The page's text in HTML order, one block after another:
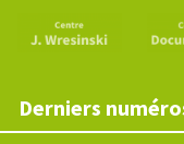
Derniers